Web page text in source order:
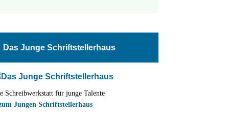
Das Junge Schriftstellerhaus
Schreibwerkstatt für junge Talente
Jungen Schriftstellerhaus